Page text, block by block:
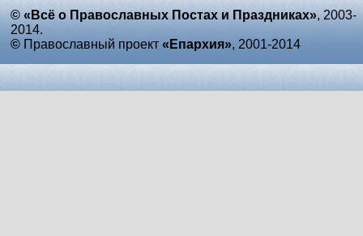
© «Всё о Православных Постах и Праздниках», 2003-
2014.
© Православный проект «Епархия», 2001-2014